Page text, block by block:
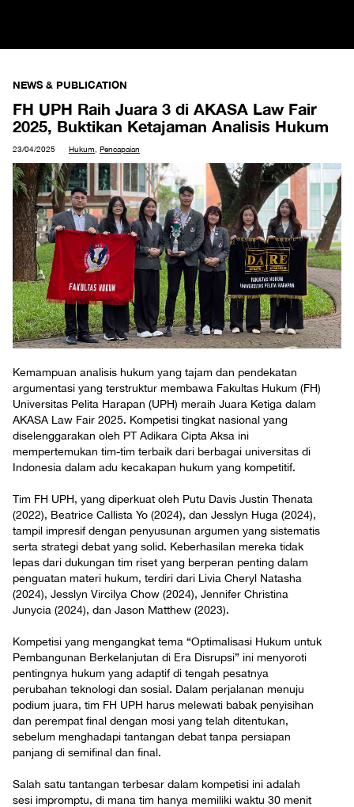
NEWS & PUBLICATION
FH UPH Raih Juara 3 di AKASA Law Fair
2025, Buktikan Ketajaman Analisis Hukum
23/04/2025 Hukum Pencapaian
Kemampuan analisis hukum yang tajam dan pendekatan
argumentasi yang terstruktur membawa Fakultas Hukum (FH)
Universitas Pelita Harapan (UPH) meraih Juara Ketiga dalam
AKASA Law Fair 2025. Kompetisi tingkat nasional yang
diselenggarakan oleh PT Adikara Cipta Aksa ini
mempertemukan tim-tim terbaik dari berbagai universitas di
Indonesia dalam adu kecakapan hukum yang kompetitif.
Tim FH UPH, yang diperkuat oleh Putu Davis Justin Thenata
(2022), Beatrice Callista Yo (2024), dan Jesslyn Huga (2024),
tampil impresif dengan penyusunan argumen yang sistematis
serta strategi debat yang solid. Keberhasilan mereka tidak
lepas dari dukungan tim riset yang berperan penting dalam
penguatan materi hukum, terdiri dari Livia Cheryl Natasha
(2024), Jesslyn Vircilya Chow (2024), Jennifer Christina
Junycia (2024), dan Jason Matthew (2023).
Kompetisi yang mengangkat tema “Optimalisasi Hukum untuk
Pembangunan Berkelanjutan di Era Disrupsi” ini menyoroti
pentingnya hukum yang adaptif di tengah pesatnya
perubahan teknologi dan sosial. Dalam perjalanan menuju
podium juara, tim FH UPH harus melewati babak penyisihan
dan perempat final dengan mosi yang telah ditentukan,
sebelum menghadapi tantangan debat tanpa persiapan
panjang di semifinal dan final.
Salah satu tantangan terbesar dalam kompetisi ini adalah
sesi impromptu, di mana tim hanya memiliki waktu 30 menit